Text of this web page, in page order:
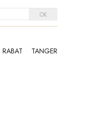
OK
RABAT TANGER